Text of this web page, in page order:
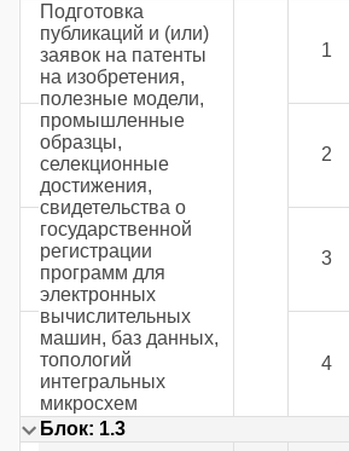
Подготовка
публикаций и (или)
заявок на патенты
на изобретения,
полезные модели,
промышленные
образцы,
селекционные
достижения,
свидетельства о
государственной
регистрации
программ для
электронных
вычислительных
машин, баз данных,
топологий
интегральных
микросхем
1
2
3
4
Блок: 1.3